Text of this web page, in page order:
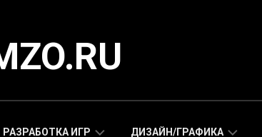
РАЗРАБОТКА ИГР ДИЗАЙН/ГРАФИКА